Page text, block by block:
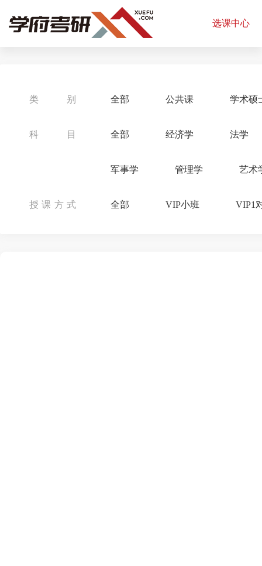
选课中心
类别 全部 公共课 学术硕
科目 全部 经济学 法学
军事学 管理学 艺术
授课方式 全部 VIP小班 VIP1